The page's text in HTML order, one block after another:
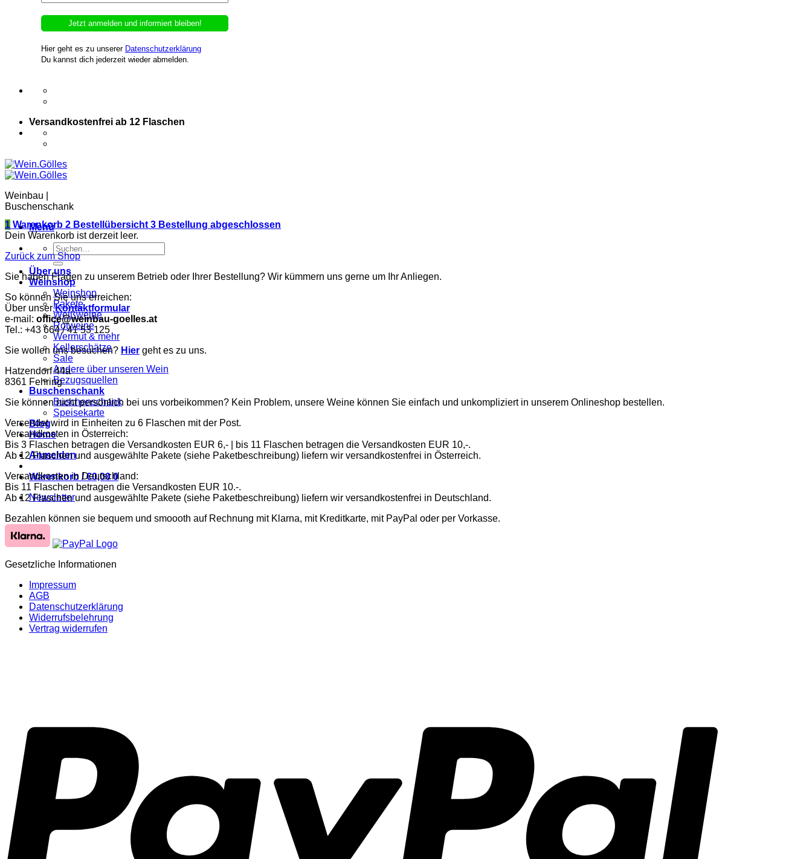
Hier geht es zu unserer Datenschutzerklärung
Du kannst dich jederzeit wieder abmelden.
Versandkostenfrei ab 12 Flaschen
Weinbau |
Buschenschank
Menü
Suchen
nach:
Über uns
Weinshop
Weinshop
Pakete
Weißweine
Rotweine
Wermut & mehr
Kellerschätze
Sale
Andere über unseren Wein
Bezugsquellen
Buschenschank
Buschenschank
Speisekarte
Blog
Home
Anmelden
Warenkorb /€0,00 0
Newsletter
1 Warenkorb 2 Bestellübersicht 3 Bestellung abgeschlossen
Dein Warenkorb ist derzeit leer.
Zurück zum Shop
Sie haben Fragen zu unserem Betrieb oder Ihrer Bestellung? Wir kümmern uns gerne um Ihr Anliegen.
So können Sie uns erreichen:
Über unserKontaktformular
e-mail: office@weinbau-goelles.at
Tel.: +43 664 / 41 53 125
Sie wollen uns besuchen? Hier geht es zu uns.
Hatzendorf 44a
8361 Fehring
Sie können nicht persönlich bei uns vorbeikommen? Kein Problem, unsere Weine können Sie einfach und unkompliziert in unserem Onlineshop bestellen.
Versendet wird in Einheiten zu 6 Flaschen mit der Post.
Versandkosten in Österreich:
Bis 3 Flaschen betragen die Versandkosten EUR 6,- | bis 11 Flaschen betragen die Versandkosten EUR 10,-.
Ab 12 Flaschen und ausgewählte Pakete (siehe Paketbeschreibung) liefern wir versandkostenfrei in Österreich.
Versandkosten in Deutschland:
Bis 11 Flaschen betragen die Versandkosten EUR 10.-.
Ab 12 Flaschen und ausgewählte Pakete (siehe Paketbeschreibung) liefern wir versandkostenfrei in Deutschland.
Bezahlen können sie bequem und smoooth auf Rechnung mit Klarna, mit Kreditkarte, mit PayPal oder per Vorkasse.
Gesetzliche Informationen
Impressum
AGB
Datenschutzerklärung
Widerrufsbelehrung
Vertrag widerrufen